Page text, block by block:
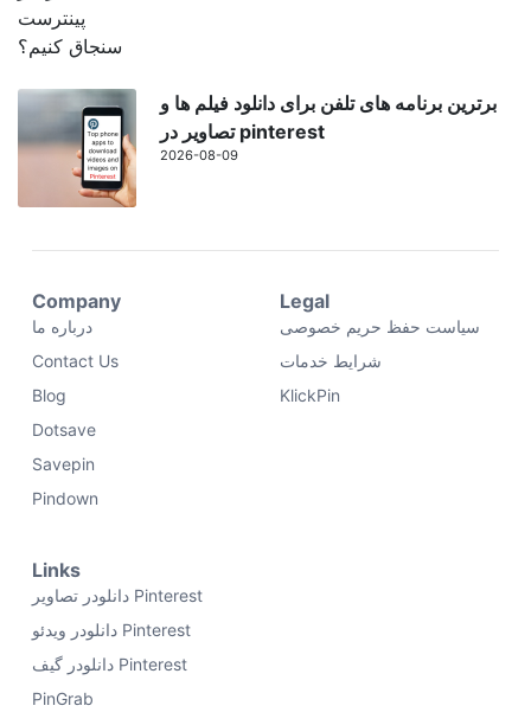
برترین برنامه های تلفن برای دانلود فیلم ها و
تصاویر در pinterest
2026-08-09
Company
درباره ما
Contact Us
Blog
Dotsave
Savepin
Pindown
Legal
سیاست حفظ حریم خصوصی
شرایط خدمات
KlickPin
Links
دانلودر تصاویر Pinterest
دانلودر ویدئو Pinterest
دانلودر گیف Pinterest
PinGrab